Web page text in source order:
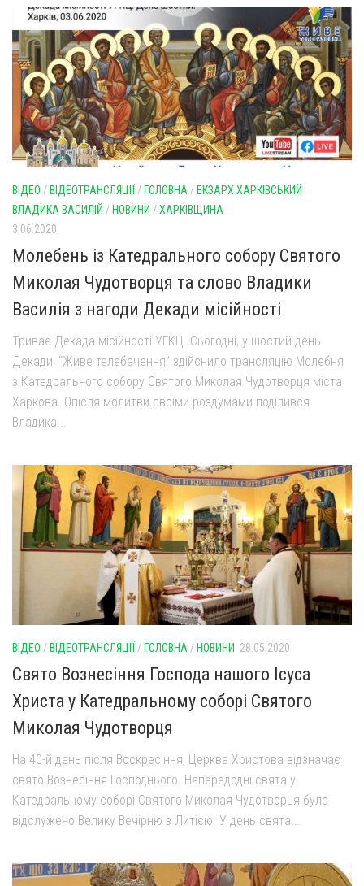
ВІДЕО / ВІДЕОТРАНСЛЯЦІЇ / ГОЛОВНА / ЕКЗАРХ ХАРКІВСЬКИЙ
ВЛАДИКА ВАСИЛІЙ / НОВИНИ /ХАРКІВЩИНА
3.06.2020
Молебень із Катедрального собору Святого
Миколая Чудотворця та слово Владики
Василія з нагоди Декади місійності
Триває Декада місійності УГКЦ. Сьогодні, у шостий день
Декади, “Живе телебачення” здійснило трансляцію Молебня
з Катедрального собору Святого Миколая Чудотворця міста
Харкова. Опісля молитви своїми роздумами поділився
Владика...
ВІДЕО / ВІДЕОТРАНСЛЯЦІЇ / ГОЛОВНА / НОВИНИ 28.05.2020
Свято Вознесіння Господа нашого Ісуса
Христа у Катедральному соборі Святого
Миколая Чудотворця
На 40-й день після Воскресіння, Церква Христова відзначає
свято Вознесіння Господнього. Напередодні свята у
Катедральному соборі Святого Миколая Чудотворця було
відслужено Велику Вечірню з Литією. У день свята...